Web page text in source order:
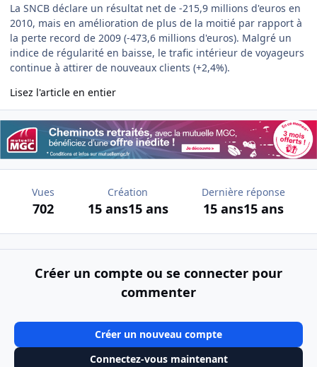
La SNCB déclare un résultat net de -215,9 millions d'euros en
2010, mais en amélioration de plus de la moitié par rapport à
la perte record de 2009 (-473,6 millions d'euros). Malgré un
indice de régularité en baisse, le trafic intérieur de voyageurs
continue à attirer de nouveaux clients (+2,4%).
Lisez l'article en entier
Vues
702
Création
15 ans15 ans
Dernière réponse
15 ans15 ans
Créer un compte ou se connecter pour
commenter
Créer un nouveau compte
Connectez-vous maintenant